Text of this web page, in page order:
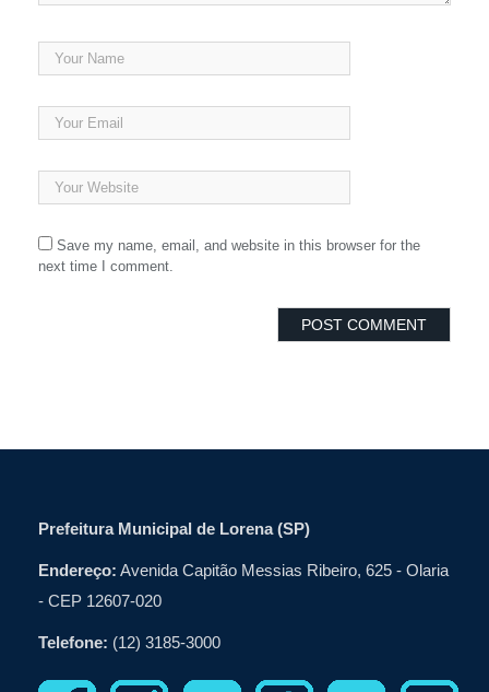
Save my name, email, and website in this browser for the
next time I comment.
Prefeitura Municipal de Lorena (SP)
Endereço: Avenida Capitão Messias Ribeiro, 625 - Olaria
- CEP 12607-020
Telefone: (12) 3185-3000